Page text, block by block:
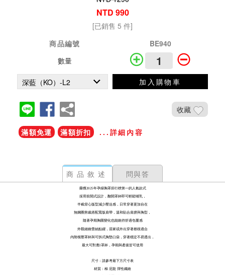
NTD 990
[已銷售 5 件]
商品編號
BE940
數量
加入購物車
收藏
滿額免運 滿額折扣 ...詳細內容
商品敘述 問與答